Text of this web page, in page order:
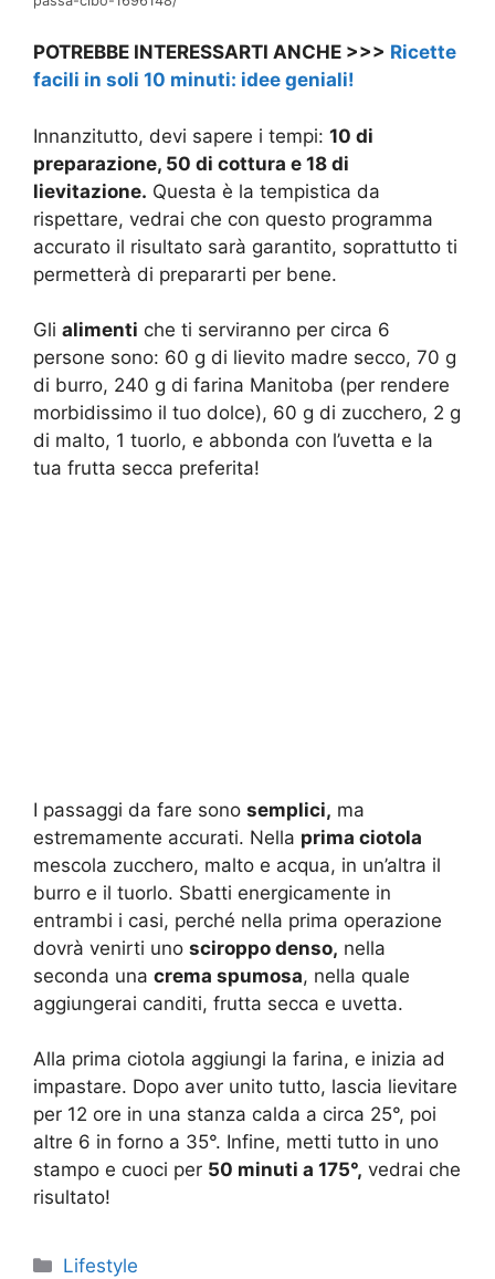
POTREBBE INTERESSARTI ANCHE >>> Ricette
facili in soli 10 minuti: idee geniali!
Innanzitutto, devi sapere i tempi: 10 di
preparazione, 50 di cottura e 18 di
lievitazione. Questa è la tempistica da
rispettare, vedrai che con questo programma
accurato il risultato sarà garantito, soprattutto ti
permetterà di prepararti per bene.
Gli alimenti che ti serviranno per circa 6
persone sono: 60 g di lievito madre secco, 70 g
di burro, 240 g di farina Manitoba (per rendere
morbidissimo il tuo dolce), 60 g di zucchero, 2 g
di malto, 1 tuorlo, e abbonda con l’uvetta e la
tua frutta secca preferita!
I passaggi da fare sono semplici, ma
estremamente accurati. Nella prima ciotola
mescola zucchero, malto e acqua, in un’altra il
burro e il tuorlo. Sbatti energicamente in
entrambi i casi, perché nella prima operazione
dovrà venirti uno sciroppo denso, nella
seconda una crema spumosa, nella quale
aggiungerai canditi, frutta secca e uvetta.
Alla prima ciotola aggiungi la farina, e inizia ad
impastare. Dopo aver unito tutto, lascia lievitare
per 12 ore in una stanza calda a circa 25°, poi
altre 6 in forno a 35°. Infine, metti tutto in uno
stampo e cuoci per 50 minuti a 175°, vedrai che
risultato!
Categorie
Lifestyle